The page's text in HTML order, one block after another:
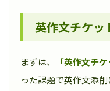
英作文チケッ
まずは、 「英作文チケ
った課題で英作文添